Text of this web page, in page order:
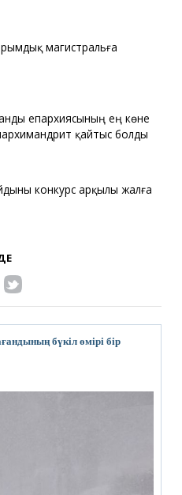
магистральға
епархиясының ең көне
қайтыс болды
конкурс арқылы жалға
бүкіл өмірі бір